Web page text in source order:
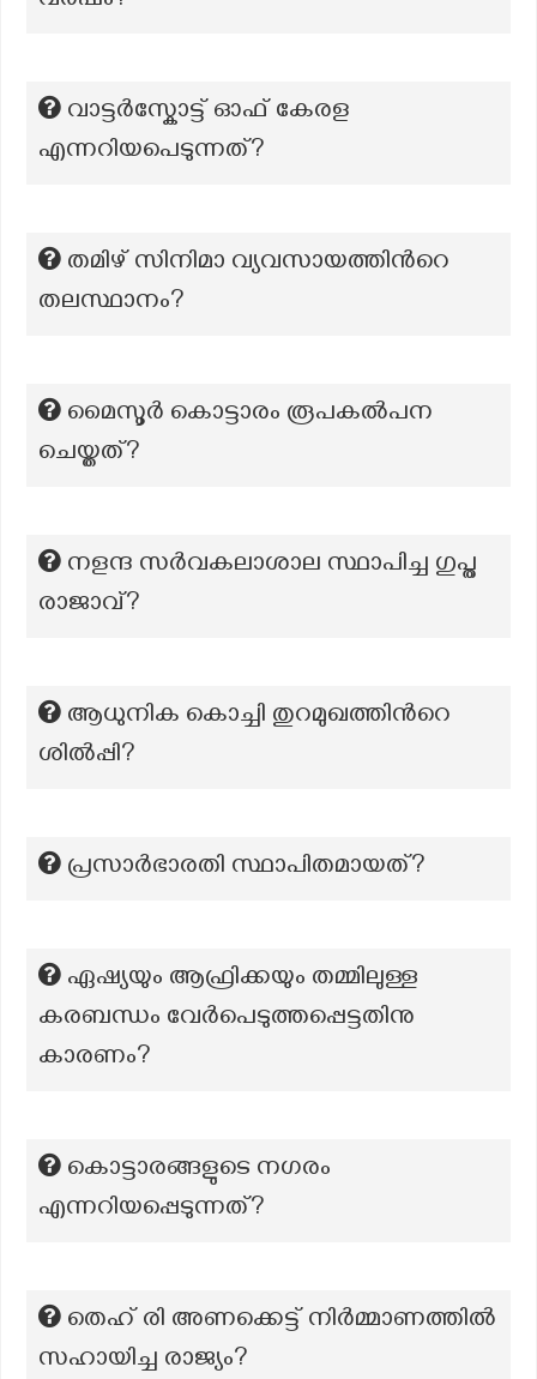
വാട്ടർസ്കോട്ട് ഓഫ് കേരള
എന്നറിയപെടുന്നത്?
തമിഴ് സിനിമാ വ്യവസായത്തിന്‍റെ
തലസ്ഥാനം?
മൈസൂർ കൊട്ടാരം രൂപകൽപന
ചെയ്തത്?
നളന്ദ സർവകലാശാല സ്ഥാപിച്ച ഗുപ്ത
രാജാവ്?
ആധുനിക കൊച്ചി തുറമുഖത്തിന്‍റെ
ശില്‍പ്പി?
പ്രസാര്‍ഭാരതി സ്ഥാപിതമായത്?
ഏഷ്യയും ആഫ്രിക്കയും തമ്മിലുള്ള
കരബന്ധം വേർപെടുത്തപ്പെട്ടതിനു
കാരണം?
കൊട്ടാരങ്ങളുടെ നഗരം
എന്നറിയപ്പെടുന്നത്?
തെഹ് രി അണക്കെട്ട് നിർമ്മാണത്തിൽ
സഹായിച്ച രാജ്യം?